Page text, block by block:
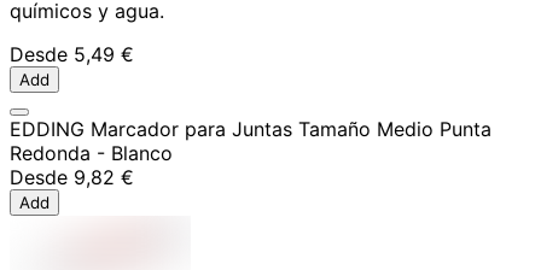
químicos y agua.
Desde 5,49 €
Add
EDDING Marcador para Juntas Tamaño Medio Punta
Redonda - Blanco
Desde 9,82 €
Add